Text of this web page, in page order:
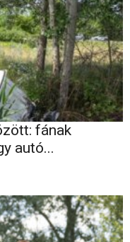
fának
autó...